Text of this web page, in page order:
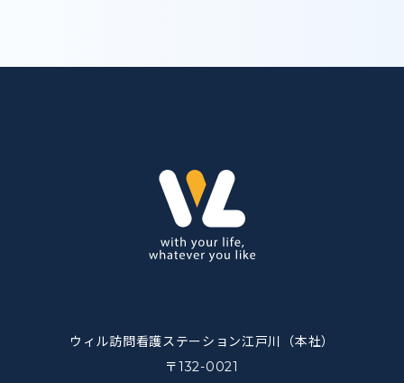
ウィル訪問看護ステーション江戸川（本社）
〒132-0021